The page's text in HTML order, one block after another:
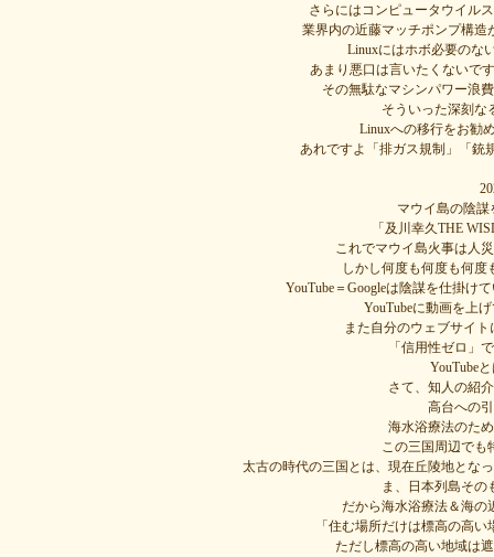
さらにはコンピュータウイル
業界内の近藤マッチポンプ構造
Linuxにはホボ必要のな
あまり悪口は言いたくないで
その無駄なマシンパワー浪
そういった深刻な
Linuxへの移行をお勧
あれですよ「排ガス規制」「銃
マウイ島の陰謀
「及川幸久THE
これでマウイ島火事は人
しかし何度も何度も何
YouTube＝Googleは陰謀を仕掛け
YouTubeに動画を上
また自分のウェブサイ
「信用性ゼロ」
YouTube
さて、知人の紹
高台への
海水浴療法のた
この三国周辺でも
太古の時代の三国とは、現在丘陵地とな
ま、日本列島その
だから海水浴療法＆海の
「住む場所だけは標高の高
ただし標高の高い地域は